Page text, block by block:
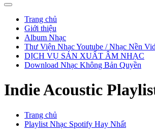
Trang chủ
Giới thiệu
Album Nhạc
Thư Viện Nhạc Youtube / Nhạc Nền
DỊCH VỤ SẢN XUẤT ÂM NHẠC
Download Nhạc Không Bản Quyền
Indie Acoustic
Trang chủ
Playlist Nhạc Spotify Hay Nhất